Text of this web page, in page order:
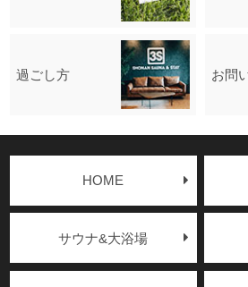
過ごし方 お問
HOME
サウナ&大浴場